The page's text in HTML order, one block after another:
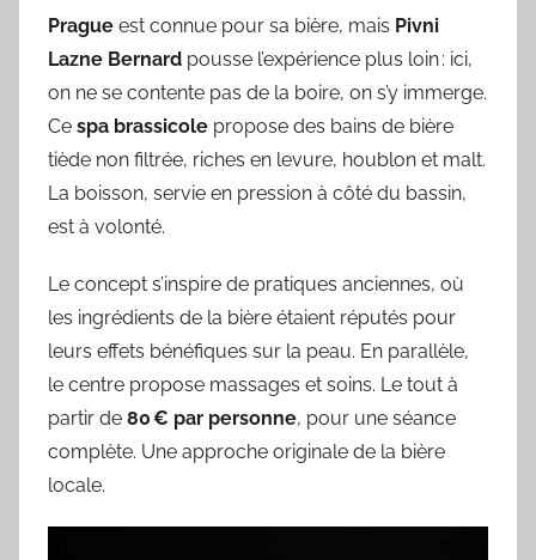
Prague est connue pour sa bière, mais Pivni
Lazne Bernard pousse l’expérience plus loin : ici,
on ne se contente pas de la boire, on s’y immerge.
Ce spa brassicole propose des bains de bière
tiède non filtrée, riches en levure, houblon et malt.
La boisson, servie en pression à côté du bassin,
est à volonté.
Le concept s’inspire de pratiques anciennes, où
les ingrédients de la bière étaient réputés pour
leurs effets bénéfiques sur la peau. En parallèle,
le centre propose massages et soins. Le tout à
partir de 80 € par personne, pour une séance
complète. Une approche originale de la bière
locale.